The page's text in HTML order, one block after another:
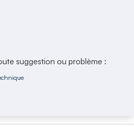
suggestion ou problème :